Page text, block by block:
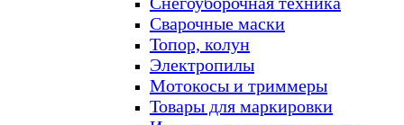
Сварочные маски
Топор, колун
Электропилы
Мотокосы и триммеры
Товары для маркировки